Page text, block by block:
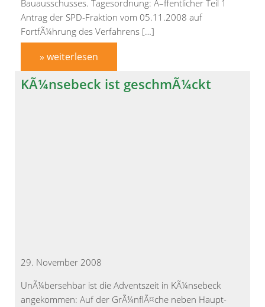
Bauausschusses. Tagesordnung: Ã–ffentlicher Teil 1
Antrag der SPD-Fraktion vom 05.11.2008 auf
FortfÃ¼hrung des Verfahrens […]
» weiterlesen
KÃ¼nsebeck ist geschmÃ¼ckt
29. November 2008
UnÃ¼bersehbar ist die Adventszeit in KÃ¼nsebeck
angekommen: Auf der GrÃ¼nflÃ¤che neben Haupt-